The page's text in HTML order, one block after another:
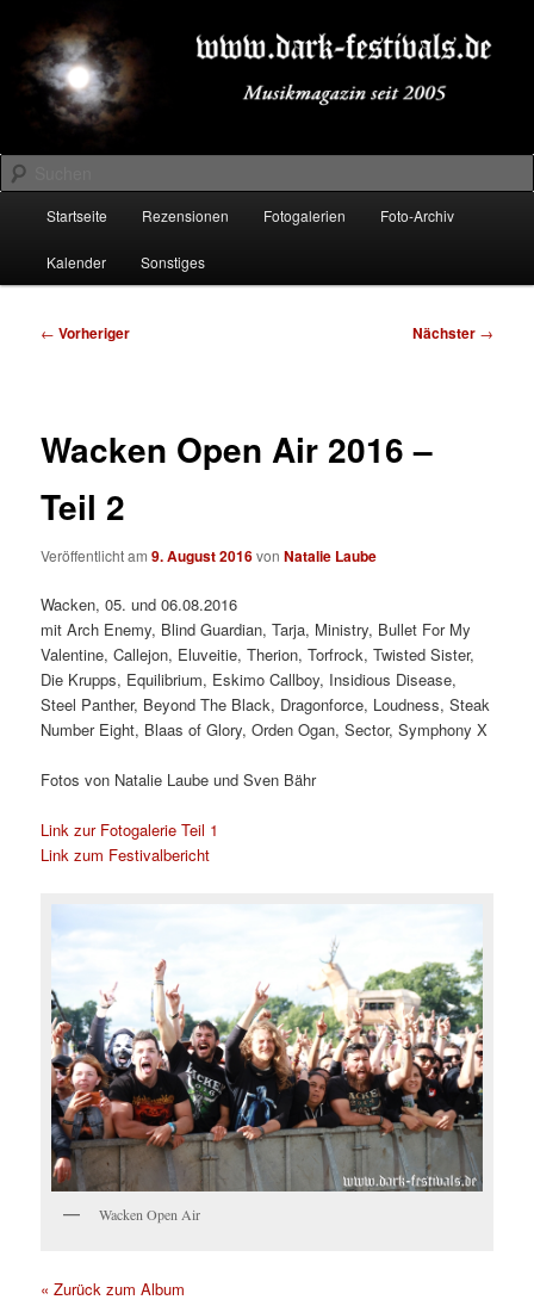
primären
Inhalt
springenDARK-FESTIVALS.DE
Suchen
Startseite Rezensionen Fotogalerien Foto-Archiv
Kalender Sonstiges
Beitragsnavigation
← Vorheriger Nächster →
Wacken Open Air 2016 –
Teil 2
Veröffentlicht am9. August 2016vonNatalie Laube
Wacken, 05. und 06.08.2016
mit Arch Enemy, Blind Guardian, Tarja, Ministry, Bullet For My
Valentine, Callejon, Eluveitie, Therion, Torfrock, Twisted Sister,
Die Krupps, Equilibrium, Eskimo Callboy, Insidious Disease,
Steel Panther, Beyond The Black, Dragonforce, Loudness, Steak
Number Eight, Blaas of Glory, Orden Ogan, Sector, Symphony X
Fotos von Natalie Laube und Sven Bähr
Link zur Fotogalerie Teil 1
Link zum Festivalbericht
Wacken Open Air
« Zurück zum Album